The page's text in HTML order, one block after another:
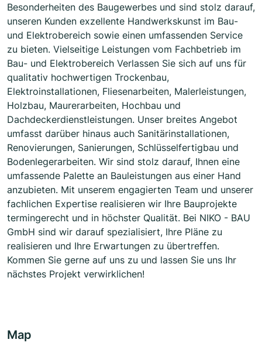
Besonderheiten des Baugewerbes und sind stolz darauf,
unseren Kunden exzellente Handwerkskunst im Bau-
und Elektrobereich sowie einen umfassenden Service
zu bieten. Vielseitige Leistungen vom Fachbetrieb im
Bau- und Elektrobereich Verlassen Sie sich auf uns für
qualitativ hochwertigen Trockenbau,
Elektroinstallationen, Fliesenarbeiten, Malerleistungen,
Holzbau, Maurerarbeiten, Hochbau und
Dachdeckerdienstleistungen. Unser breites Angebot
umfasst darüber hinaus auch Sanitärinstallationen,
Renovierungen, Sanierungen, Schlüsselfertigbau und
Bodenlegerarbeiten. Wir sind stolz darauf, Ihnen eine
umfassende Palette an Bauleistungen aus einer Hand
anzubieten. Mit unserem engagierten Team und unserer
fachlichen Expertise realisieren wir Ihre Bauprojekte
termingerecht und in höchster Qualität. Bei NIKO - BAU
GmbH sind wir darauf spezialisiert, Ihre Pläne zu
realisieren und Ihre Erwartungen zu übertreffen.
Kommen Sie gerne auf uns zu und lassen Sie uns Ihr
nächstes Projekt verwirklichen!
Map